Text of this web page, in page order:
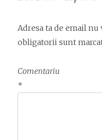
Adresa ta de email nu
obligatorii sunt
Comentariu
*